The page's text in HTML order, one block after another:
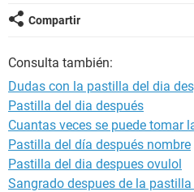
Compartir
Consulta también:
Dudas con la pastilla del dia
Pastilla del dia después
Cuantas veces se puede tomar
Pastilla del día después nombre
Pastilla del dia despues ovulol
Sangrado despues de la